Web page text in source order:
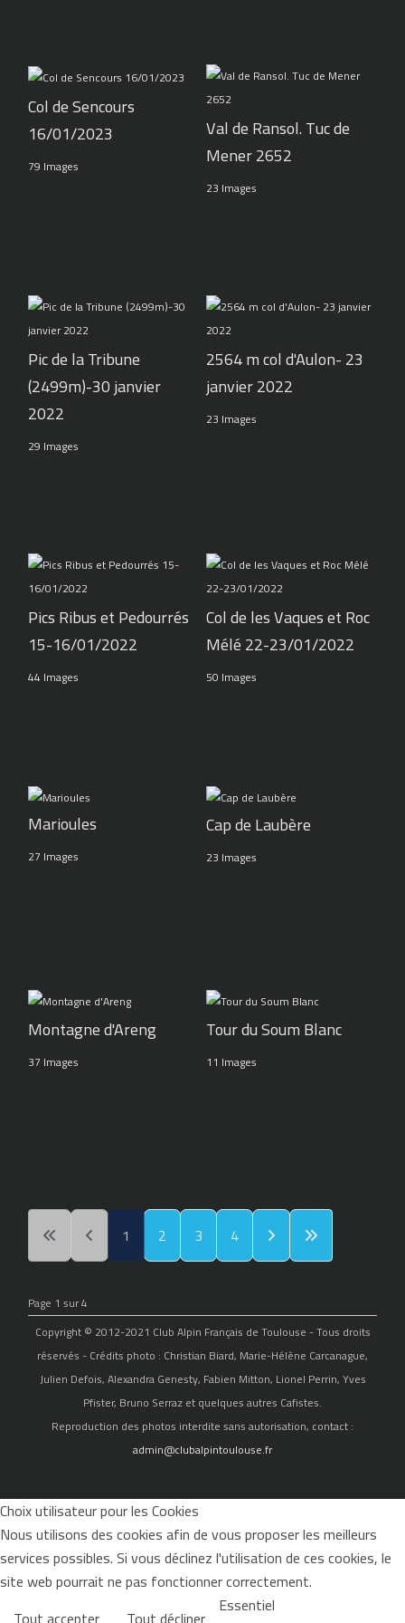
Col de Sencours
16/01/2023
79 Images
Val de Ransol. Tuc de
Mener 2652
23 Images
Pic de la Tribune
(2499m)-30 janvier
2022
29 Images
2564 m col d'Aulon- 23
janvier 2022
23 Images
Pics Ribus et Pedourrés
15-16/01/2022
44 Images
Col de les Vaques et Roc
Mélé 22-23/01/2022
50 Images
Marioules
27 Images
Cap de Laubère
23 Images
Montagne d'Areng
37 Images
Tour du Soum Blanc
11 Images
1 2 3 4
Page 1 sur 4
Copyright © 2012-2021 Club Alpin Français de Toulouse - Tous droits
réservés - Crédits photo : Christian Biard, Marie-Hélène Carcanague,
Julien Defois, Alexandra Genesty, Fabien Mitton, Lionel Perrin, Yves
Pfister, Bruno Serraz et quelques autres Cafistes.
Reproduction des photos interdite sans autorisation, contact :
admin@clubalpintoulouse.fr
Choix utilisateur pour les Cookies
Nous utilisons des cookies afin de vous proposer les meilleurs
services possibles. Si vous déclinez l'utilisation de ces cookies, le
site web pourrait ne pas fonctionner correctement.
Essentiel